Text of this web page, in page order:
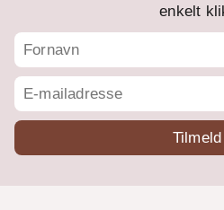
enkelt